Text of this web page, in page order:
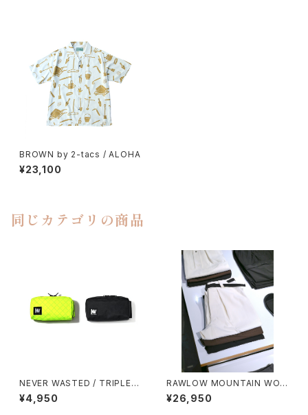
BROWN by 2-tacs / ALOHA
¥23,100
同じカテゴリの商品
NEVER WASTED / TRIPLEY
ES（ECOPAK）
¥4,950
RAWLOW MOUNTAIN WOR
KS / HIKER BAKER PANTS
¥26,950